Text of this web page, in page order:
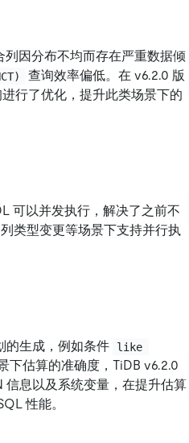
因分布不均而存在严重数据倾
查询效率偏低。在 v6.2.0 版
行了优化，提升此类场景下的
可以并发执行，解决了之前不
类型变更等场景下支持并行执
的生成，例如条件
like
下估算的准确度，TiDB v6.2.0
息以及系统变量，在提升估算
性能。